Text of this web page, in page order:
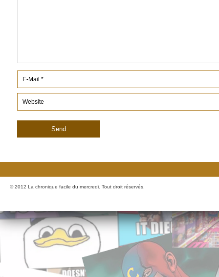
© 2012 La chronique facile du mercredi. Tout droit réservés.